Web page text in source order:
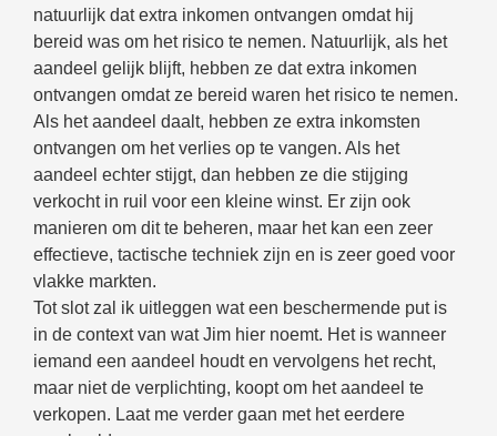
natuurlijk dat extra inkomen ontvangen omdat hij
bereid was om het risico te nemen. Natuurlijk, als het
aandeel gelijk blijft, hebben ze dat extra inkomen
ontvangen omdat ze bereid waren het risico te nemen.
Als het aandeel daalt, hebben ze extra inkomsten
ontvangen om het verlies op te vangen. Als het
aandeel echter stijgt, dan hebben ze die stijging
verkocht in ruil voor een kleine winst. Er zijn ook
manieren om dit te beheren, maar het kan een zeer
effectieve, tactische techniek zijn en is zeer goed voor
vlakke markten.
Tot slot zal ik uitleggen wat een beschermende put is
in de context van wat Jim hier noemt. Het is wanneer
iemand een aandeel houdt en vervolgens het recht,
maar niet de verplichting, koopt om het aandeel te
verkopen. Laat me verder gaan met het eerdere